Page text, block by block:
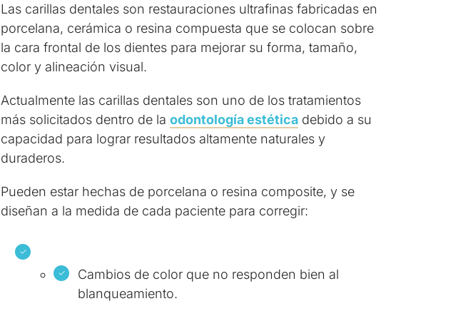
Las carillas dentales son restauraciones ultrafinas fabricadas en
porcelana, cerámica o resina compuesta que se colocan sobre
la cara frontal de los dientes para mejorar su forma, tamaño,
color y alineación visual.
Actualmente las carillas dentales son uno de los tratamientos
más solicitados dentro de la odontología estética debido a su
capacidad para lograr resultados altamente naturales y
duraderos.
Pueden estar hechas de porcelana o resina composite, y se
diseñan a la medida de cada paciente para corregir:
Cambios de color que no responden bien al
blanqueamiento.